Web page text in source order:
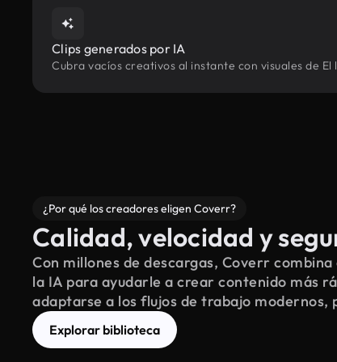
Clips generados por IA
Cubra vacíos creativos al instante con visuales de
¿Por qué los creadores eligen Coverr?
Calidad, velocidad y
Con millones de descargas, Coverr
la IA para ayudarle a crear contenido más
adaptarse a los flujos de trabajo
Explorar biblioteca